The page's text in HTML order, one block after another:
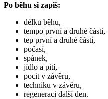
Po běhu si zapiš:
délku běhu,
tempo první a druhé části,
tep první a druhé části,
počasí,
spánek,
jídlo a pití,
pocit v závěru,
techniku v závěru,
regeneraci další den.